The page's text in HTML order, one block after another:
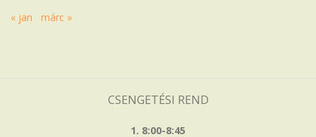
« jan márc »
CSENGETÉSI REND
1. 8:00-8:45